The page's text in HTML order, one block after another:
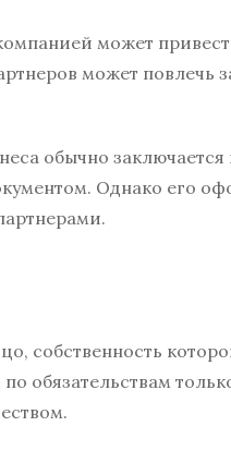
может
может повлечь
обычно заключается
Однако его
собственность
обязательствам